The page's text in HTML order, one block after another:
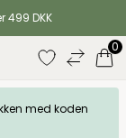
499 DKK
0
med koden